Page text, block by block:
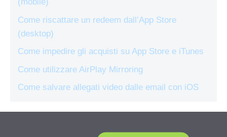
Come riscattare un redeem dall’App Store
(desktop)
Come impedire gli acquisti su App Store e iTunes
Come utilizzare AirPlay Mirroring
Come salvare allegati video dalle email con iOS